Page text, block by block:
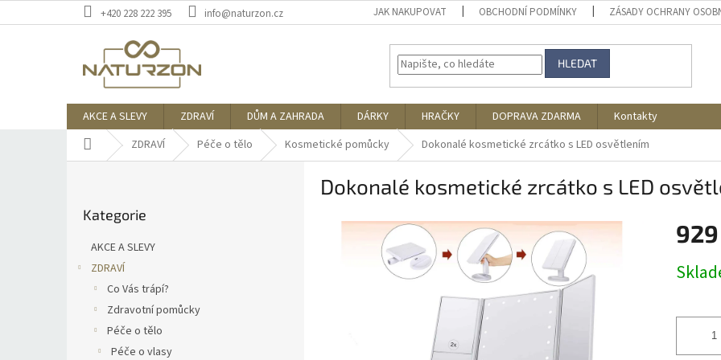
na
+420 228 222 395 info@naturzon.cz JAK NAKUPOVAT OBCHODNÍ PODMÍNKY ZÁSADY OCHRANY
HLEDAT
AKCE A SLEVY ZDRAVÍ DŮM A ZAHRADA DÁRKY HRAČKY DOPRAVA ZDARMA
Kontakty
Domů ZDRAVÍ Péče o tělo Kosmetické pomůcky Dokonalé kosmetické zrcátko s LED osvětlením
kategorie
Kategorie
AKCE A SLEVY
ZDRAVÍ
Co Vás trápí?
Zdravotní pomůcky
Péče o tělo
Péče o vlasy
Dokonalé kosmetické zrcátko s LED
cena: